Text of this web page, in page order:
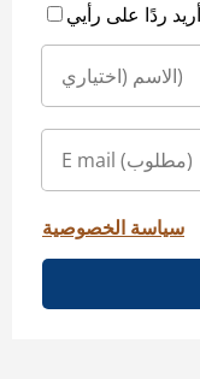
سياسة الخصوصية